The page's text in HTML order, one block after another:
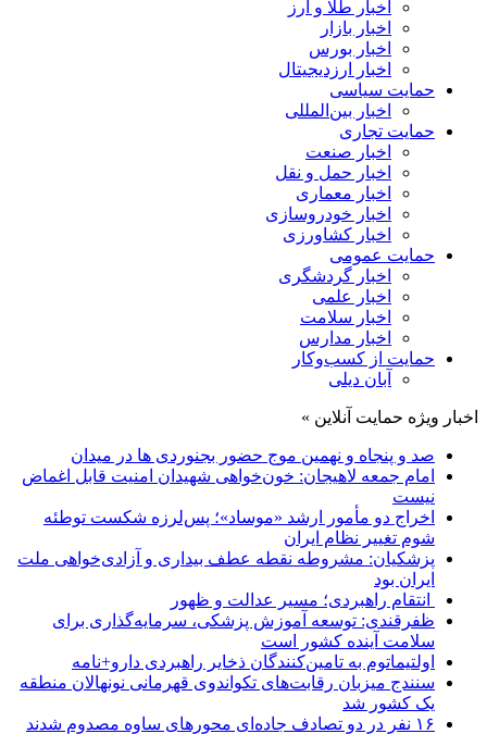
اخبار طلا و ارز
اخبار بازار
اخبار بورس
اخبار ارزدیجیتال
حمایت سیاسی
اخبار بین‌المللی
حمایت تجاری
اخبار صنعت
اخبار حمل و نقل
اخبار معماری
اخبار خودروسازی
اخبار کشاورزی
حمایت عمومی
اخبار گردشگری
اخبار علمی
اخبار سلامت
اخبار مدارس
حمایت از کسب‌وکار
آبان دیلی
اخبار ویژه حمایت آنلاین »
صد و پنجاه و نهمین موج حضور بجنوردی ها در میدان
امام جمعه لاهیجان: خون‌خواهی شهیدان امنیت قابل اغماض
نیست
اخراج دو مأمور ارشد «موساد»؛ پس‌لرزه شکست توطئه
شوم تغییر نظام ایران
پزشکیان: مشروطه نقطه عطف بیداری و آزادی‌خواهی ملت
ایران بود
انتقام راهبردی؛ مسیر عدالت و ظهور
ظفرقندی: توسعه آموزش پزشکی، سرمایه‌گذاری برای
سلامت آینده کشور است
اولتیماتوم به تامین‌کنندگان ذخایر راهبردی دارو+نامه
سنندج میزبان رقابت‌های تکواندوی قهرمانی نونهالان منطقه
یک کشور شد
۱۶ نفر در دو تصادف جاده‌ای محورهای ساوه مصدوم شدند